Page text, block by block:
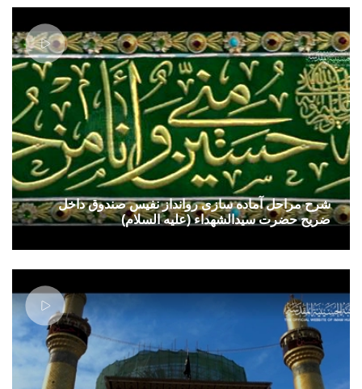
شرح مراحل آماده سازی روانداز نفیس صندوق داخل
ضریح حضرت سیدالشهداء (علیه السلام)